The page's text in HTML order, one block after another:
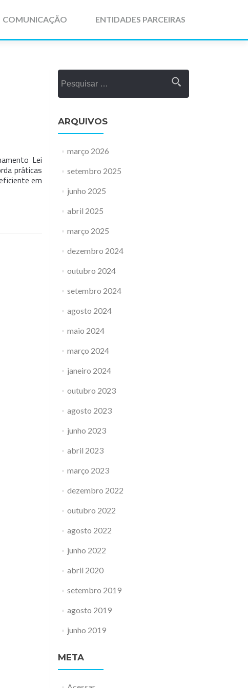
COMUNICAÇÃO ENTIDADES PARCEIRAS
Lei
práticas
em
por:
ARQUIVOS
março 2026
setembro 2025
junho 2025
abril 2025
março 2025
dezembro 2024
outubro 2024
setembro 2024
agosto 2024
maio 2024
março 2024
janeiro 2024
outubro 2023
agosto 2023
junho 2023
abril 2023
março 2023
dezembro 2022
outubro 2022
agosto 2022
junho 2022
abril 2020
setembro 2019
agosto 2019
junho 2019
META